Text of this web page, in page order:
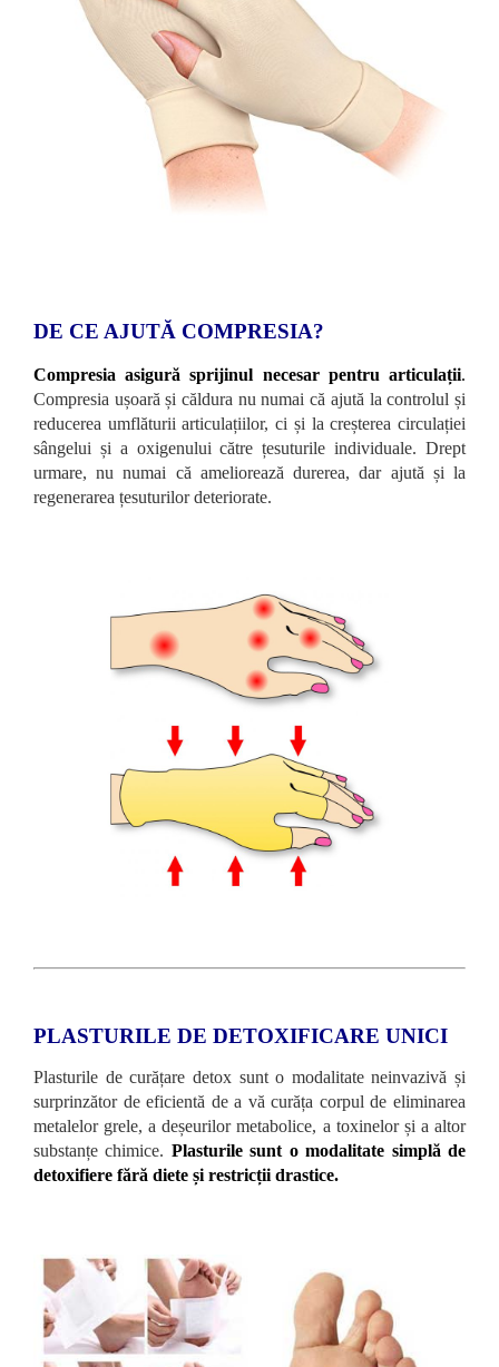
DE CE AJUTĂ COMPRESIA?
Compresia asigură sprijinul necesar pentru articulații.
Compresia ușoară și căldura nu numai că ajută la controlul și
reducerea umflăturii articulațiilor, ci și la creșterea circulației
sângelui și a oxigenului către țesuturile individuale. Drept
urmare, nu numai că ameliorează durerea, dar ajută și la
regenerarea țesuturilor deteriorate.
PLASTURILE DE DETOXIFICARE UNICI
Plasturile de curățare detox sunt o modalitate neinvazivă și
surprinzător de eficientă de a vă curăța corpul de eliminarea
metalelor grele, a deșeurilor metabolice, a toxinelor și a altor
substanțe chimice. Plasturile sunt o modalitate simplă de
detoxifiere fără diete și restricții drastice.